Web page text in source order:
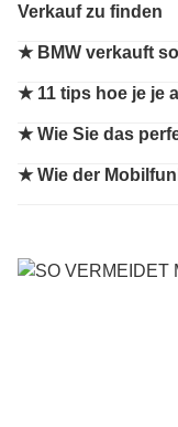
Verkauf zu finden
★ BMW verkauft
★ 11 tips hoe je je
★ Wie Sie das
★ Wie der